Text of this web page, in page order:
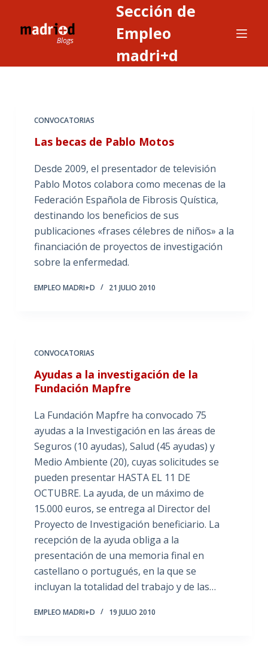
Sección de
Empleo
madri+d
CONVOCATORIAS
Las becas de Pablo Motos
Desde 2009, el presentador de televisión
Pablo Motos colabora como mecenas de la
Federación Española de Fibrosis Quística,
destinando los beneficios de sus
publicaciones «frases célebres de niños» a la
financiación de proyectos de investigación
sobre la enfermedad.
EMPLEO MADRI+D 21 JULIO 2010
CONVOCATORIAS
Ayudas a la investigación de la
Fundación Mapfre
La Fundación Mapfre ha convocado 75
ayudas a la Investigación en las áreas de
Seguros (10 ayudas), Salud (45 ayudas) y
Medio Ambiente (20), cuyas solicitudes se
pueden presentar HASTA EL 11 DE
OCTUBRE. La ayuda, de un máximo de
15.000 euros, se entrega al Director del
Proyecto de Investigación beneficiario. La
recepción de la ayuda obliga a la
presentación de una memoria final en
castellano o portugués, en la que se
incluyan la totalidad del trabajo y de las…
EMPLEO MADRI+D 19 JULIO 2010